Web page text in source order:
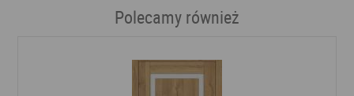
Polecamy również